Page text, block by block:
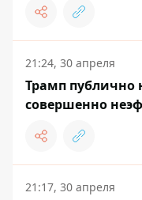
21:24, 30 апреля
Трамп публично
совершенно
21:17, 30 апреля